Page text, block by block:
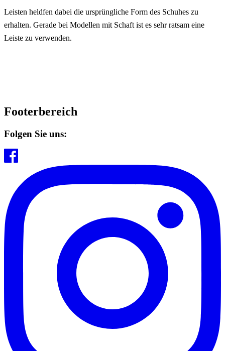
Leisten heldfen dabei die ursprüngliche Form des Schuhes zu
erhalten. Gerade bei Modellen mit Schaft ist es sehr ratsam eine
Leiste zu verwenden.
Footerbereich
Folgen Sie uns: